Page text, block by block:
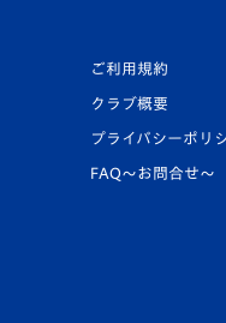
ご利用規約
クラブ概要
プライバシーポリ
FAQ〜お問合せ〜